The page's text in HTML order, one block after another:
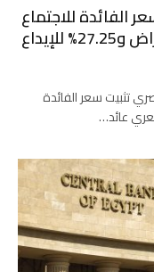
الفائدة للاجتماع
تثبيت سعر الفائدة